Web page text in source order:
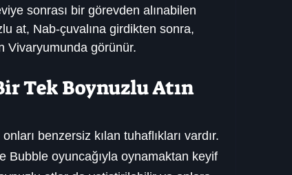
sonrası bir görevden alınabilen
at, Nab-çuvalına girdikten sonra,
Vivaryumunda görünür.
Tek Boynuzlu Atın
benzersiz kılan tuhaflıkları vardır.
Bubble oyuncağıyla oynamaktan keyif